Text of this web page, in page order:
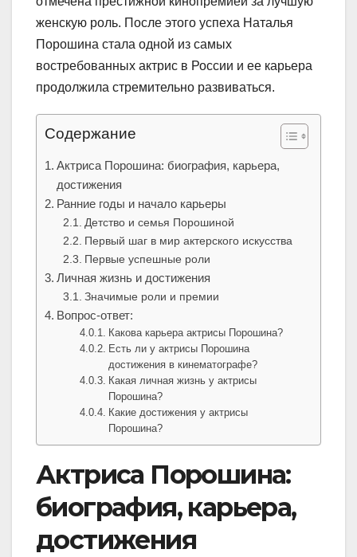
женскую роль. После этого успеха Наталья
Порошина стала одной из самых
востребованных актрис в России и ее карьера
продолжила стремительно развиваться.
Содержание
Актриса Порошина: биография, карьера,
достижения
Ранние годы и начало карьеры
Детство и семья Порошиной
Первый шаг в мир актерского искусства
Первые успешные роли
Личная жизнь и достижения
Значимые роли и премии
Вопрос-ответ:
Какова карьера актрисы Порошина?
Есть ли у актрисы Порошина
достижения в кинематографе?
Какая личная жизнь у актрисы
Порошина?
Какие достижения у актрисы
Порошина?
Актриса Порошина:
биография, карьера,
достижения